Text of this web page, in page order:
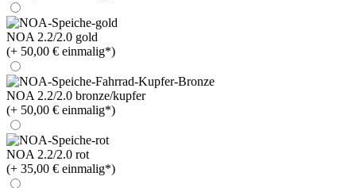
NOA 2.2/2.0 gold
(+ 50,00 € einmalig*)
NOA 2.2/2.0 bronze/kupfer
(+ 50,00 € einmalig*)
NOA 2.2/2.0 rot
(+ 35,00 € einmalig*)